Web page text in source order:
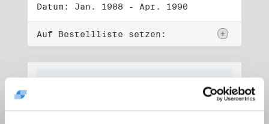
Datum: Jan. 1988 - Apr. 1990
Auf Bestellliste setzen: